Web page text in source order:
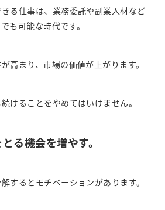
る仕事は、業務委託や副業人材など
も可能な時代です。
高まり、市場の価値が上がります。
けることをやめてはいけません。
る機会を増やす。
するとモチベーションがあります。